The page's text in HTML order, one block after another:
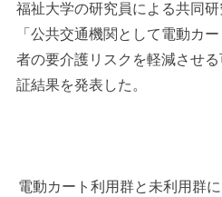
福祉大学の研究員による共同研
「公共交通機関として電動カ
者の要介護リスクを軽減させ
証結果を発表した。
電動カート利用群と未利用群